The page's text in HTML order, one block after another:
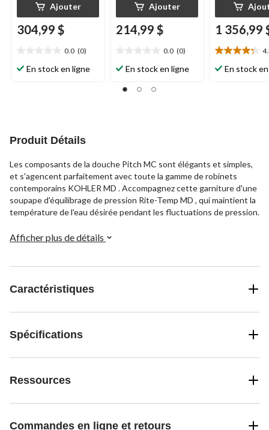
Ajouter
304,99 $
0.0 (0)
étoile(s)
En stock en ligne
Ajouter
214,99 $
0.0 (0)
étoile(s)
5.
En stock en ligne
1 356,99
4.3
étoile(s)
En stock
Produit Détails
Les composants de la douche Pitch MC sont élégants et simples,
et s'agencent parfaitement avec toute la gamme de robinets
contemporains KOHLER MD . Accompagnez cette garniture d'une
soupape d'équilibrage de pression Rite-Temp MD , qui maintient la
température de l'eau désirée pendant les fluctuations de pression.
Afficher plus de détails
Caractéristiques
Spécifications
Ressources
Commandes en ligne et retours